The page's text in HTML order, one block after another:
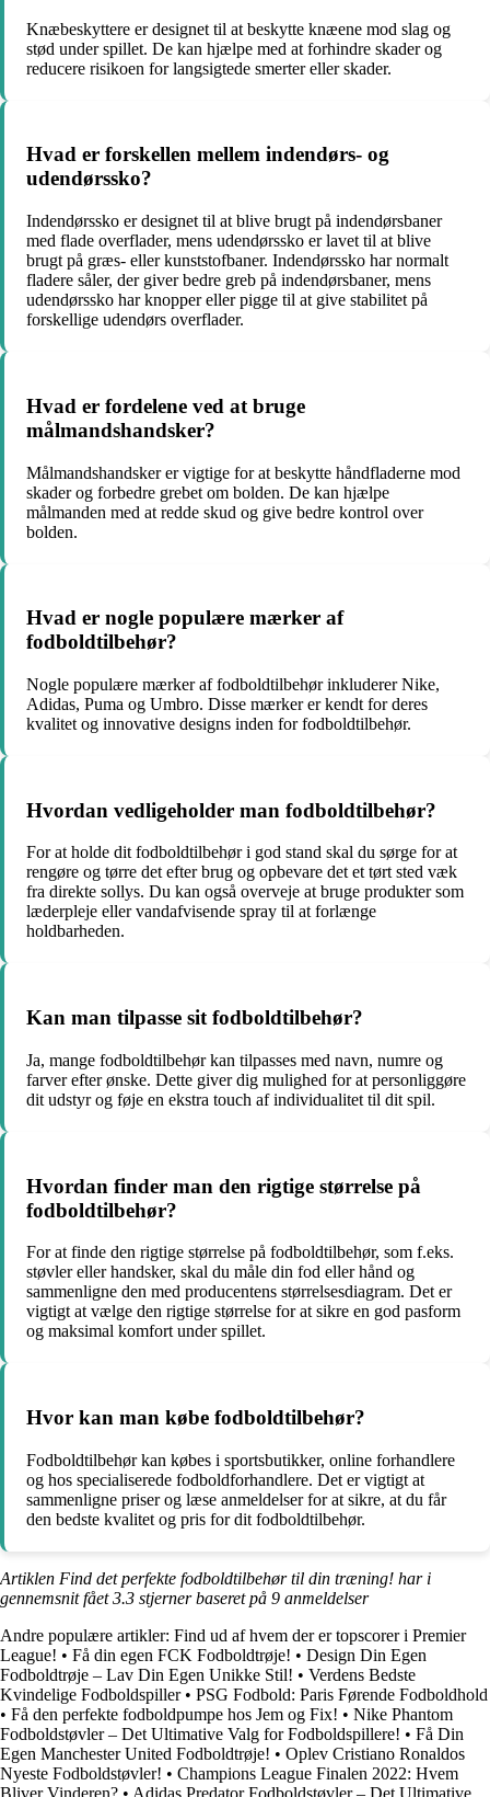
Knæbeskyttere er designet til at beskytte knæene mod slag og
stød under spillet. De kan hjælpe med at forhindre skader og
reducere risikoen for langsigtede smerter eller skader.
Hvad er forskellen mellem indendørs- og
udendørssko?
Indendørssko er designet til at blive brugt på indendørsbaner
med flade overflader, mens udendørssko er lavet til at blive
brugt på græs- eller kunststofbaner. Indendørssko har normalt
fladere såler, der giver bedre greb på indendørsbaner, mens
udendørssko har knopper eller pigge til at give stabilitet på
forskellige udendørs overflader.
Hvad er fordelene ved at bruge
målmandshandsker?
Målmandshandsker er vigtige for at beskytte håndfladerne mod
skader og forbedre grebet om bolden. De kan hjælpe
målmanden med at redde skud og give bedre kontrol over
bolden.
Hvad er nogle populære mærker af
fodboldtilbehør?
Nogle populære mærker af fodboldtilbehør inkluderer Nike,
Adidas, Puma og Umbro. Disse mærker er kendt for deres
kvalitet og innovative designs inden for fodboldtilbehør.
Hvordan vedligeholder man fodboldtilbehør?
For at holde dit fodboldtilbehør i god stand skal du sørge for at
rengøre og tørre det efter brug og opbevare det et tørt sted væk
fra direkte sollys. Du kan også overveje at bruge produkter som
læderpleje eller vandafvisende spray til at forlænge
holdbarheden.
Kan man tilpasse sit fodboldtilbehør?
Ja, mange fodboldtilbehør kan tilpasses med navn, numre og
farver efter ønske. Dette giver dig mulighed for at personliggøre
dit udstyr og føje en ekstra touch af individualitet til dit spil.
Hvordan finder man den rigtige størrelse på
fodboldtilbehør?
For at finde den rigtige størrelse på fodboldtilbehør, som f.eks.
støvler eller handsker, skal du måle din fod eller hånd og
sammenligne den med producentens størrelsesdiagram. Det er
vigtigt at vælge den rigtige størrelse for at sikre en god pasform
og maksimal komfort under spillet.
Hvor kan man købe fodboldtilbehør?
Fodboldtilbehør kan købes i sportsbutikker, online forhandlere
og hos specialiserede fodboldforhandlere. Det er vigtigt at
sammenligne priser og læse anmeldelser for at sikre, at du får
den bedste kvalitet og pris for dit fodboldtilbehør.
Artiklen Find det perfekte fodboldtilbehør til din træning! har i
gennemsnit fået3.3 stjerner baseret på 9 anmeldelser
Andre populære artikler: Find ud af hvem der er topscorer i Premier
League! • Få din egen FCK Fodboldtrøje! • Design Din Egen
Fodboldtrøje – Lav Din Egen Unikke Stil! • Verdens Bedste
Kvindelige Fodboldspiller• PSG Fodbold: Paris Førende Fodboldhold
• Få den perfekte fodboldpumpe hos Jem og Fix! • Nike Phantom
Fodboldstøvler – Det Ultimative Valg for Fodboldspillere! • Få Din
Egen Manchester United Fodboldtrøje! • Oplev Cristiano Ronaldos
Nyeste Fodboldstøvler! • Champions League Finalen 2022: Hvem
Bliver Vinderen? • Adidas Predator Fodboldstøvler – Det Ultimative